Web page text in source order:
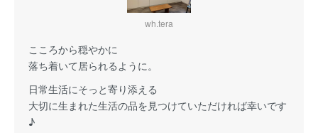
wh.tera
こころから穏やかに
落ち着いて居られるように。
日常生活にそっと寄り添える
大切に生まれた生活の品を見つけていただければ幸いです
♪